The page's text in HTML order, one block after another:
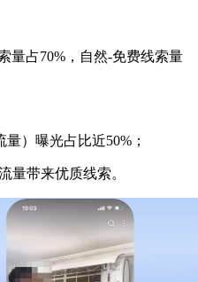
量占70%，自然-免费线索量
）曝光占比近50%；
量带来优质线索。